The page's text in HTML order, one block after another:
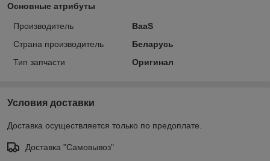
Основные атрибуты
Производитель
BaaS
Страна производитель
Беларусь
Тип запчасти
Оригинал
Условия доставки
Доставка осуществляется только по предоплате.
Доставка "Самовывоз"